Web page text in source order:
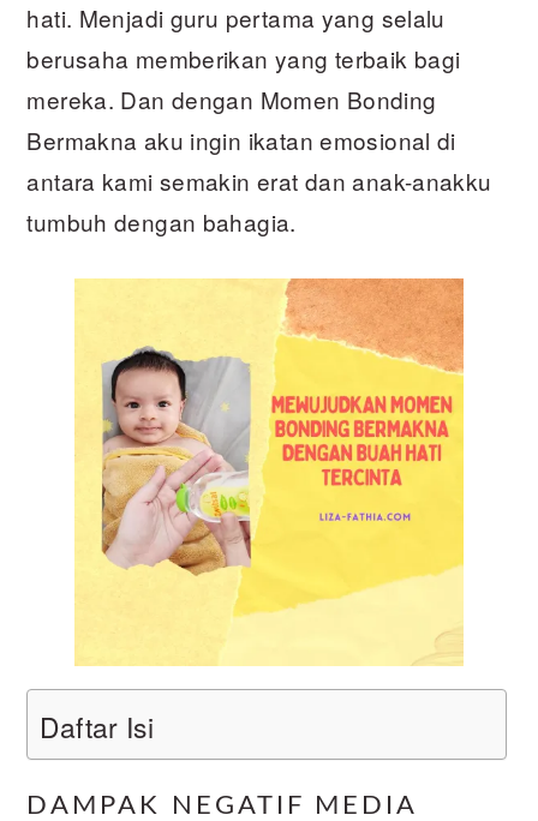
hati. Menjadi guru pertama yang selalu
berusaha memberikan yang terbaik bagi
mereka. Dan dengan Momen Bonding
Bermakna aku ingin ikatan emosional di
antara kami semakin erat dan anak-anakku
tumbuh dengan bahagia.
Daftar Isi
DAMPAK NEGATIF MEDIA